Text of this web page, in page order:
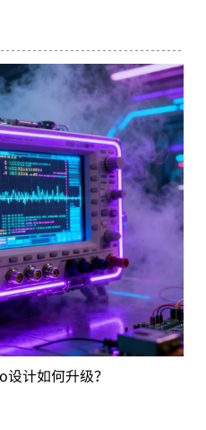
计如何升级？